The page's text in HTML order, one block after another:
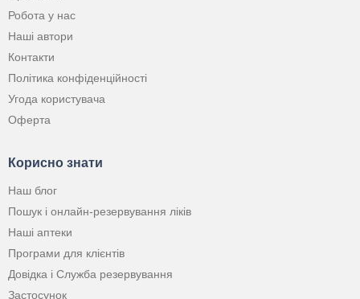
Робота у нас
Наші автори
Контакти
Політика конфіденційності
Угода користувача
Оферта
Корисно знати
Наш блог
Пошук і онлайн-резервування ліків
Наші аптеки
Програми для клієнтів
Довідка і Служба резервування
Застосунок